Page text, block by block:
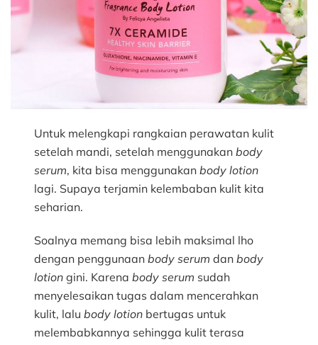
Untuk melengkapi rangkaian perawatan kulit
setelah mandi, setelah menggunakanbody
serum, kita bisa menggunakanbody lotion
lagi. Supaya terjamin kelembaban kulit kita
seharian.
Soalnya memang bisa lebih maksimal lho
dengan penggunaanbody serum danbody
lotion gini. Karenabody serum sudah
menyelesaikan tugas dalam mencerahkan
kulit, lalubody lotion bertugas untuk
melembabkannya sehingga kulit terasa